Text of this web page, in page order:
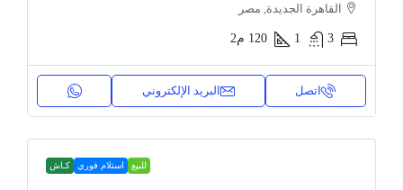
القاهرة الجديدة, مصر
3
1
120 م2
اتصل البريد الإلكتروني
للبيع استلام فوري كـاش